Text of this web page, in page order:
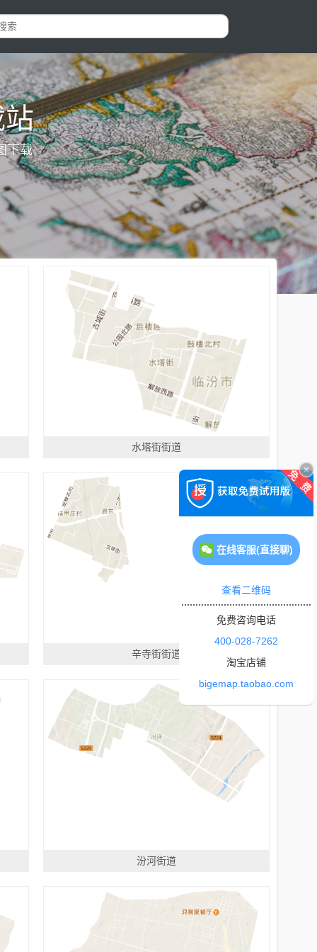
下载
水塔街街道
辛寺街街道
汾河街道
在线客服(直接聊)
查看二维码
免费咨询电话
400-028-7262
淘宝店铺
bigemap.taobao.com